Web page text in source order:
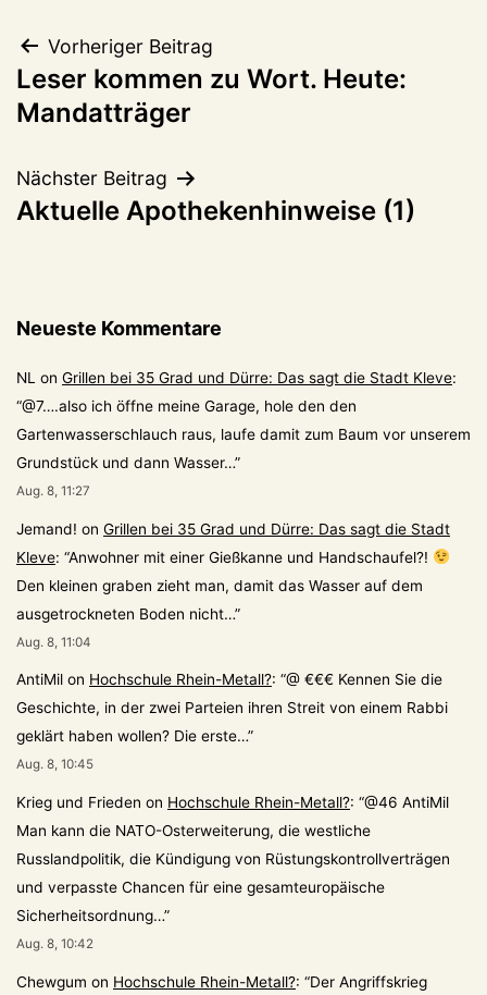
Beitragsnavigation
Vorheriger Beitrag
Leser kommen zu Wort. Heute:
Mandatträger
Nächster Beitrag
Aktuelle Apothekenhinweise (1)
Neueste Kommentare
NL on Grillen bei 35 Grad und Dürre: Das sagt die Stadt Kleve:
“@7….also ich öffne meine Garage, hole den den
Gartenwasserschlauch raus, laufe damit zum Baum vor unserem
Grundstück und dann Wasser…”
Aug. 8, 11:27
Jemand! on Grillen bei 35 Grad und Dürre: Das sagt die Stadt
Kleve: “Anwohner mit einer Gießkanne und Handschaufel?!
Den kleinen graben zieht man, damit das Wasser auf dem
ausgetrockneten Boden nicht…”
Aug. 8, 11:04
AntiMil on Hochschule Rhein-Metall?: “@ €€€ Kennen Sie die
Geschichte, in der zwei Parteien ihren Streit von einem Rabbi
geklärt haben wollen? Die erste…”
Aug. 8, 10:45
Krieg und Frieden on Hochschule Rhein-Metall?: “@46 AntiMil
Man kann die NATO-Osterweiterung, die westliche
Russlandpolitik, die Kündigung von Rüstungskontrollverträgen
und verpasste Chancen für eine gesamteuropäische
Sicherheitsordnung…”
Aug. 8, 10:42
Chewgum on Hochschule Rhein-Metall?: “Der Angriffskrieg